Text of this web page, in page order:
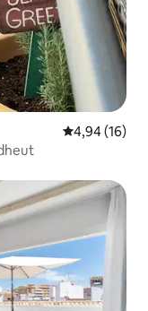
Vlerësimi
4,94 (16)